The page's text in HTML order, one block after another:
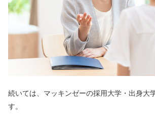
続いては、マッキンゼーの採用大学・出身大
す。